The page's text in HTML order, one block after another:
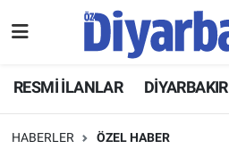
RESMİ İLANLAR DİYARBAKIR
HABERLER ÖZEL HABER
ASAYİŞ
Hava Durumu